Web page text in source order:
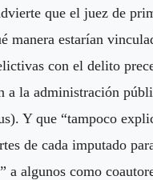
que el juez de
manera estarían
con el delito
a la administración
Y que “tampoco
de cada imputado
a algunos como